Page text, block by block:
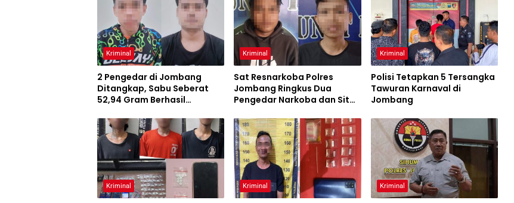
Kriminal
2 Pengedar di Jombang
Ditangkap, Sabu Seberat
52,94 Gram Berhasil
Kriminal
Sat Resnarkoba Polres
Jombang Ringkus Dua
Pengedar Narkoba dan Sita
Kriminal
Polisi Tetapkan 5 Tersangka
Tawuran Karnaval di
Jombang
Kriminal Kriminal Kriminal